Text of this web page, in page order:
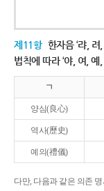
제11항 한자음 ‘랴,
법칙에 따라 ‘야, 여,
ㄱ
양심(良心)
역사(歷史)
예의(禮儀)
다만, 다음과 같은 의존